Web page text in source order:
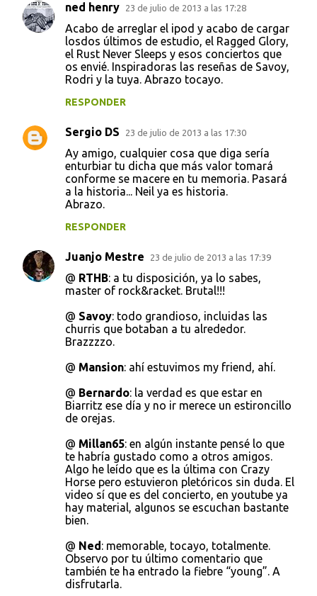
ned henry 23 de julio de 2013 a las 17:28
Acabo de arreglar el ipod y acabo de cargar
losdos últimos de estudio, el Ragged Glory,
el Rust Never Sleeps y esos conciertos que
os envié. Inspiradoras las reseñas de Savoy,
Rodri y la tuya. Abrazo tocayo.
RESPONDER
Sergio DS 23 de julio de 2013 a las 17:30
Ay amigo, cualquier cosa que diga sería
enturbiar tu dicha que más valor tomará
conforme se macere en tu memoria. Pasará
a la historia... Neil ya es historia.
Abrazo.
RESPONDER
Juanjo Mestre 23 de julio de 2013 a las 17:39
@ RTHB: a tu disposición, ya lo sabes,
master of rock&racket. Brutal!!!
@ Savoy: todo grandioso, incluidas las
churris que botaban a tu alrededor.
Brazzzzo.
@ Mansion: ahí estuvimos my friend, ahí.
@ Bernardo: la verdad es que estar en
Biarritz ese día y no ir merece un estironcillo
de orejas.
@ Millan65: en algún instante pensé lo que
te habría gustado como a otros amigos.
Algo he leído que es la última con Crazy
Horse pero estuvieron pletóricos sin duda. El
video sí que es del concierto, en youtube ya
hay material, algunos se escuchan bastante
bien.
@ Ned: memorable, tocayo, totalmente.
Observo por tu último comentario que
también te ha entrado la fiebre “young”. A
disfrutarla.